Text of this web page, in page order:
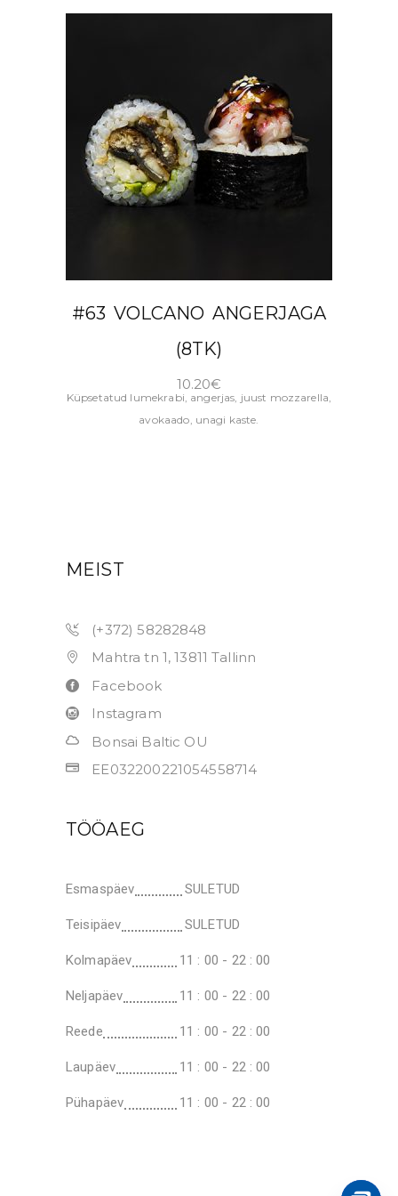
LISA KORVI
#63 VOLCANO ANGERJAGA
(8TK)
10.20€
Küpsetatud lumekrabi, angerjas, juust mozzarella,
avokaado, unagi kaste.
MEIST
(+372) 58282848
Mahtra tn 1, 13811 Tallinn
Facebook
Instagram
Bonsai Baltic OU
EE032200221054558714
TÖÖAEG
Esmaspäev SULETUD
Teisipäev SULETUD
Kolmapäev 11 : 00 - 22 : 00
Neljapäev 11 : 00 - 22 : 00
Reede 11 : 00 - 22 : 00
Laupäev 11 : 00 - 22 : 00
Pühapäev 11 : 00 - 22 : 00